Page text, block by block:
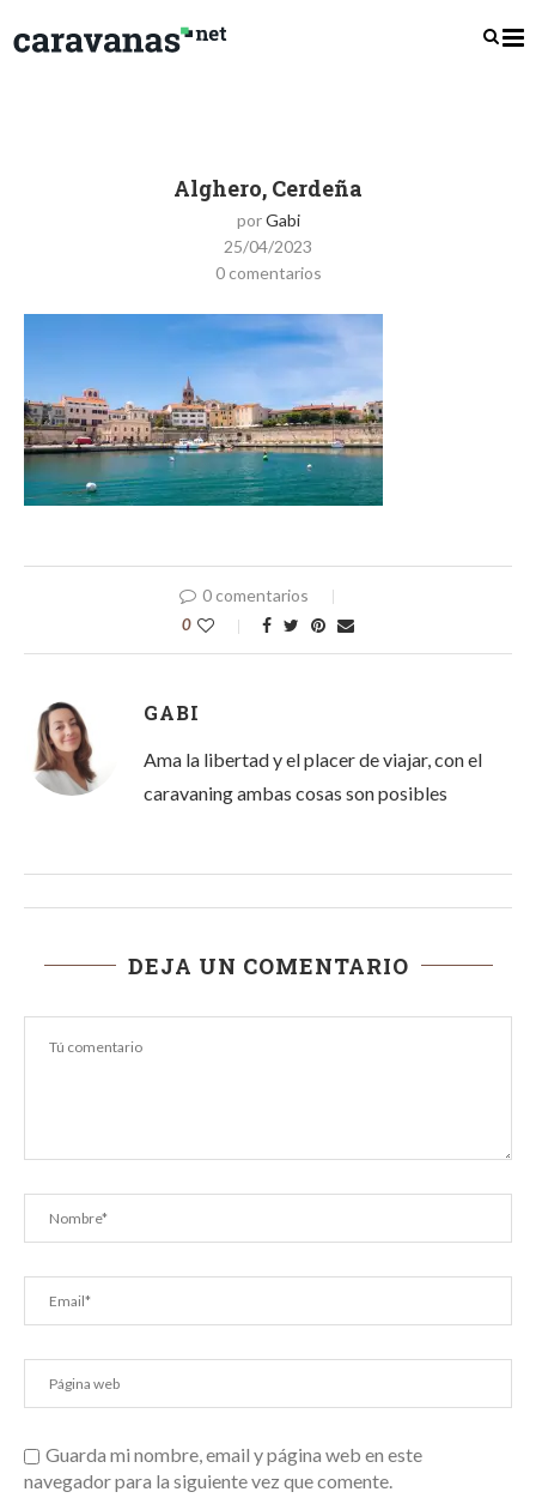
Alghero, Cerdeña
porGabi
25/04/2023
0 comentarios
0 comentarios
0
GABI
Ama la libertad y el placer de viajar, con el
caravaning ambas cosas son posibles
DEJA UN COMENTARIO
Guarda mi nombre, email y página web en este
navegador para la siguiente vez que comente.